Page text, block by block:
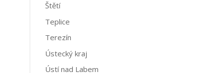
Štětí
Teplice
Terezín
Ústecký kraj
Ústí nad Labem